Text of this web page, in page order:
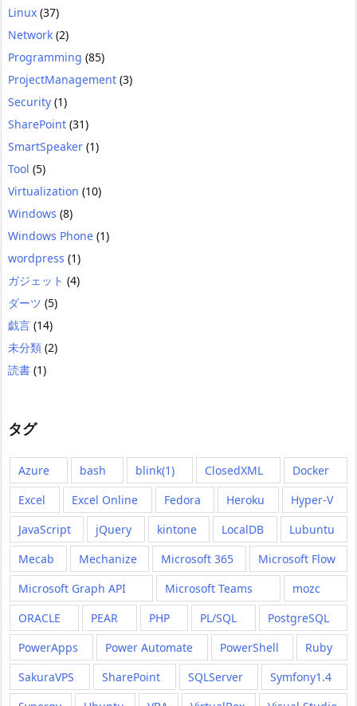
Linux (37)
Network (2)
Programming (85)
ProjectManagement (3)
Security (1)
SharePoint (31)
SmartSpeaker (1)
Tool (5)
Virtualization (10)
Windows (8)
Windows Phone (1)
wordpress (1)
ガジェット (4)
ダーツ (5)
戯言 (14)
未分類 (2)
読書 (1)
タグ
Azure bash blink(1) ClosedXML
Docker
Excel
Excel Online Fedora Heroku
Hyper-V
JavaScript
jQuery kintone LocalDB
Lubuntu
Mecab
Mechanize Microsoft 365
Microsoft Flow
Microsoft Graph API
Microsoft Teams
mozc
ORACLE
PEAR PHP PL/SQL
PostgreSQL
PowerApps
Power Automate PowerShell
Ruby
SakuraVPS
SharePoint SQLServer
Symfony1.4